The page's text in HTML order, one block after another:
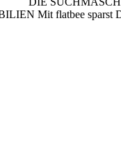
Mit flatbee sparst